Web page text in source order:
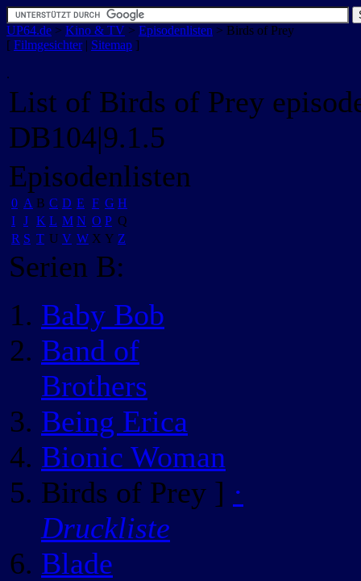
UP64.de > Kino & TV > Episodenlisten > Birds of Prey
[ Filmgesichter| Sitemap ]
.
List of Birds of Prey
DB104|9.1.5
Episodenlisten
0 A B C D E F G H
I J K L M N O P Q
R S T U V W X Y Z
Serien B:
Baby Bob
Band of
Brothers
Being Erica
Bionic Woman
Birds of Prey ] ·
Druckliste
Blade